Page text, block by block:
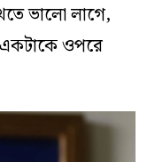
ভালোলাগে,
একটাকেওপরে